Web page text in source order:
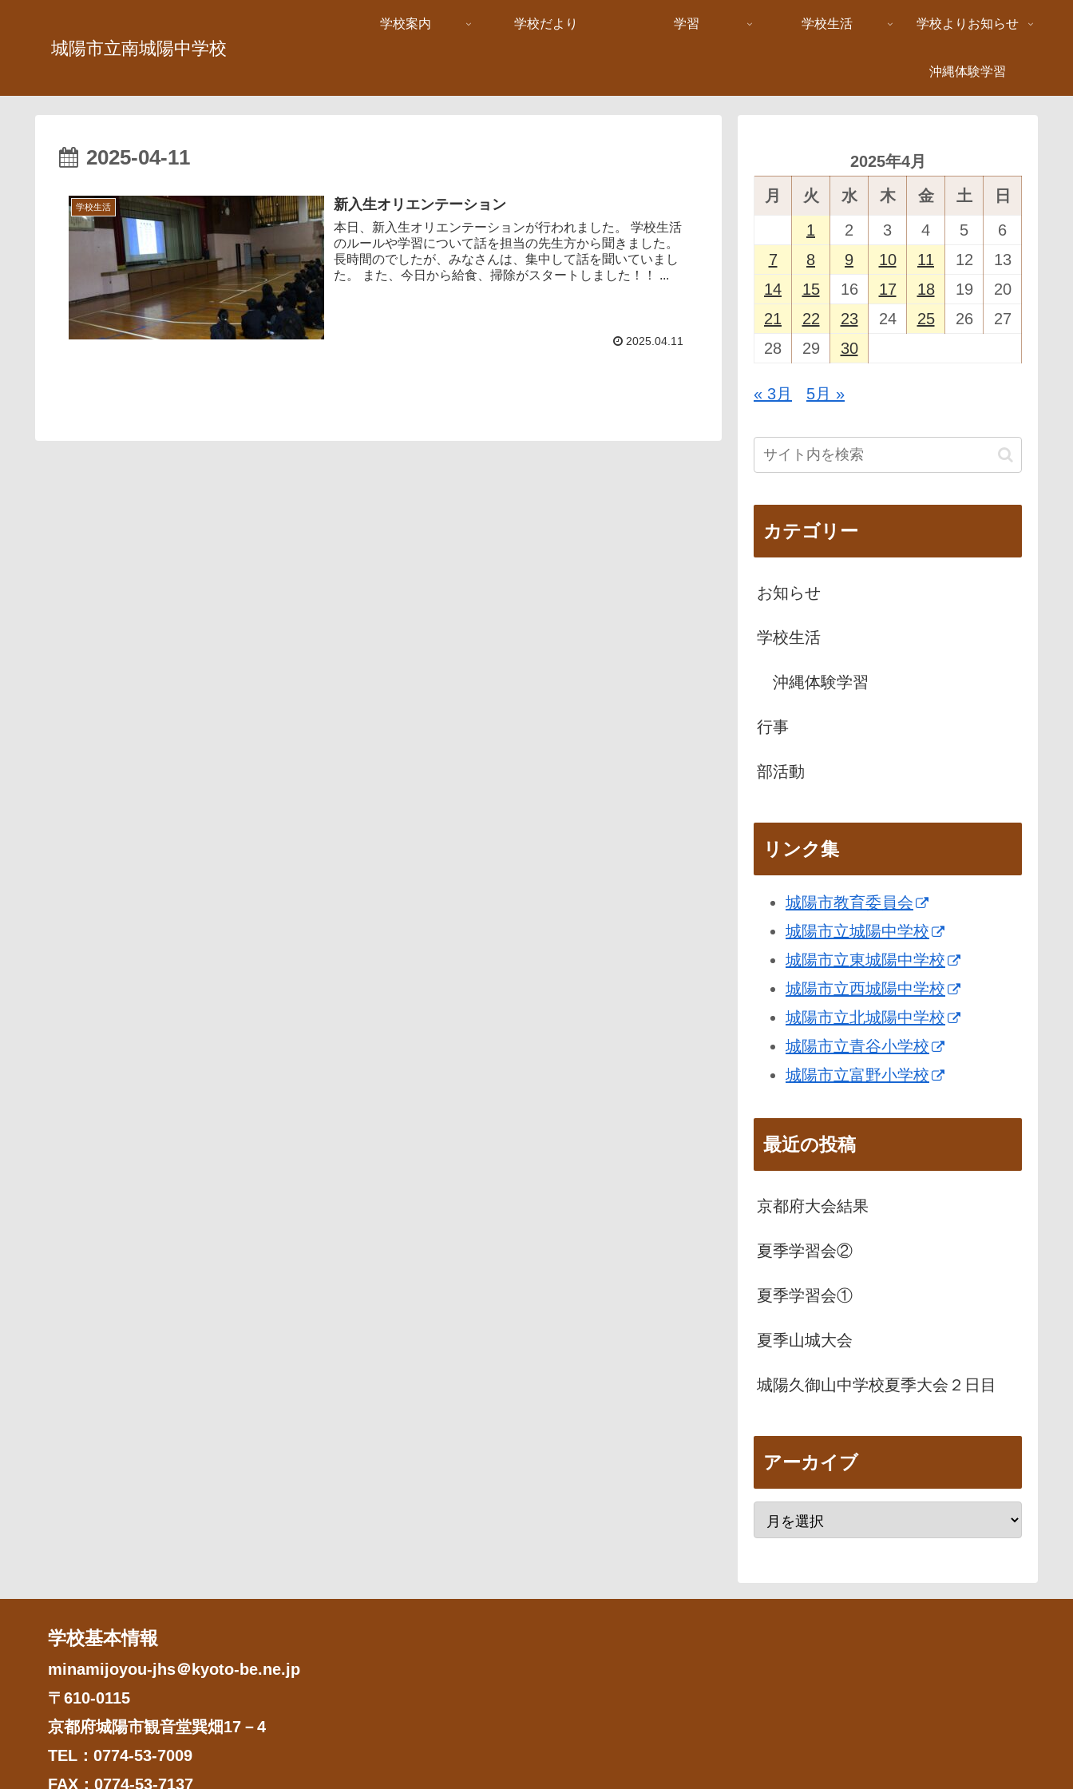
城陽市立南城陽中学校
学校案内 学校だより 学習 学校生活 学校よりお知らせ
沖縄体験学習
2025-04-11
学校生活 新入生オリエンテーション
本日、新入生オリエンテーションが行われました。 学校生活
のルールや学習について話を担当の先生方から聞きました。
長時間のでしたが、みなさんは、集中して話を聞いていまし
た。 また、今日から給食、掃除がスタートしました！！ ...
2025.04.11
2025年4月
月
火 水 木 金 土
日
1
2 3 4 5
6
7
8 9 10 11 12
13
14
15 16 17 18 19
20
21
22 23 24 25 26
27
28
29 30
« 3月 5月 »
カテゴリー
お知らせ
学校生活
沖縄体験学習
行事
部活動
リンク集
城陽市教育委員会
城陽市立城陽中学校
城陽市立東城陽中学校
城陽市立西城陽中学校
城陽市立北城陽中学校
城陽市立青谷小学校
城陽市立富野小学校
最近の投稿
京都府大会結果
夏季学習会②
夏季学習会①
夏季山城大会
城陽久御山中学校夏季大会２日目
アーカイブ
学校基本情報
minamijoyou-jhs＠kyoto-be.ne.jp
〒610-0115
京都府城陽市観音堂巽畑17－4
TEL：0774-53-7009
FAX：0774-53-7137